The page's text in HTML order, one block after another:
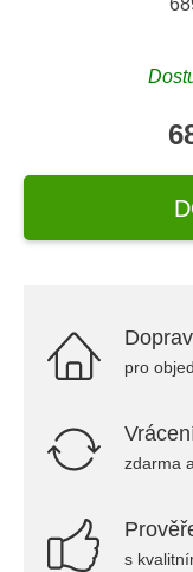
pro
zdarma
s